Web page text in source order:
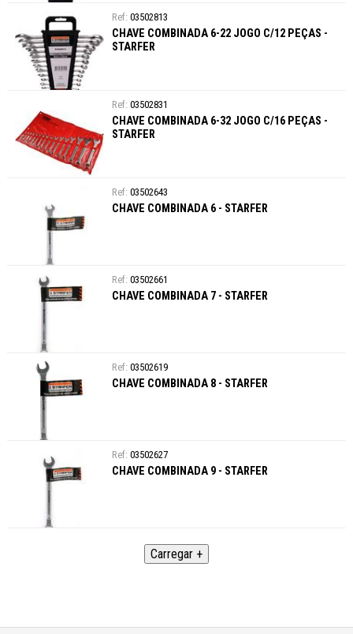
03502813
CHAVE COMBINADA 6-22 JOGO C/12 PEÇAS -
STARFER
03502831
CHAVE COMBINADA 6-32 JOGO C/16 PEÇAS -
STARFER
03502643
CHAVE COMBINADA 6 - STARFER
03502661
CHAVE COMBINADA 7 - STARFER
03502619
CHAVE COMBINADA 8 - STARFER
03502627
CHAVE COMBINADA 9 - STARFER
Carregar +